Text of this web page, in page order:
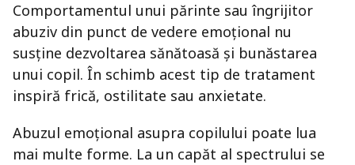
Comportamentul unui părinte sau îngrijitor
abuziv din punct de vedere emoțional nu
susține dezvoltarea sănătoasă și bunăstarea
unui copil. În schimb acest tip de tratament
inspiră frică, ostilitate sau anxietate.
Abuzul emoțional asupra copilului poate lua
mai multe forme. La un capăt al spectrului se